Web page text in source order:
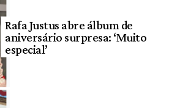
Rafa Justus abre álbum de
aniversário surpresa: ‘Muito
especial’